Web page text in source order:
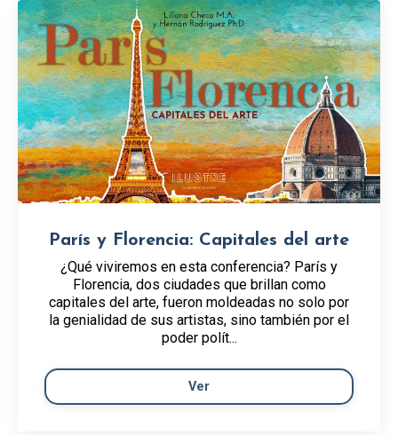
París y Florencia: Capitales del arte
¿Qué viviremos en esta conferencia? París y
Florencia, dos ciudades que brillan como
capitales del arte, fueron moldeadas no solo por
la genialidad de sus artistas, sino también por el
poder polít...
Ver